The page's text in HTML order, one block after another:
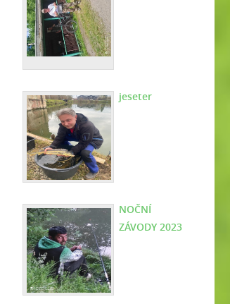
jeseter
NOČNÍ
ZÁVODY 2023